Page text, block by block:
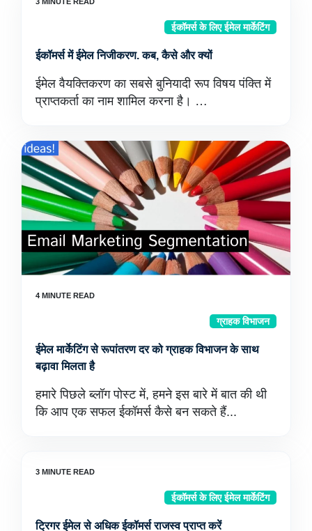
ईकॉमर्स के लिए ईमेल मार्केटिंग
ईकॉमर्स में ईमेल निजीकरण. कब, कैसे और क्यों
ईमेल वैयक्तिकरण का सबसे बुनियादी रूप विषय पंक्ति में
प्राप्तकर्ता का नाम शामिल करना है। …
ग्राहक विभाजन
ईमेल मार्केटिंग से रूपांतरण दर को ग्राहक विभाजन के साथ
बढ़ावा मिलता है
हमारे पिछले ब्लॉग पोस्ट में, हमने इस बारे में बात की थी
कि आप एक सफल ईकॉमर्स कैसे बन सकते हैं...
ईकॉमर्स के लिए ईमेल मार्केटिंग
ट्रिगर ईमेल से अधिक ईकॉमर्स राजस्व प्राप्त करें